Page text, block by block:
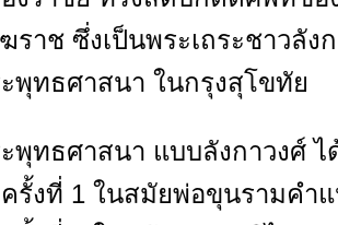
ราช ซึ่งเป็นพระเถระชาวลั
พุทธศาสนา ในกรุงสุโขทัย
พุทธศาสนา แบบลังกาวงศ์ ไ
ครั้งที่ 1 ในสมัยพ่อขุนรามคำ